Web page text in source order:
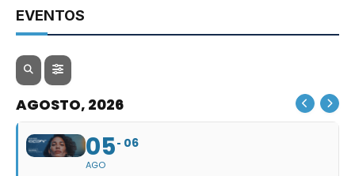
EVENTOS
AGOSTO, 2026
05
AGO
06